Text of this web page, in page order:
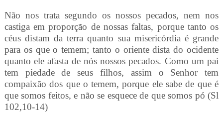
Não nos trata segundo os nossos pecados, nem nos
castiga em proporção de nossas faltas, porque tanto os
céus distam da terra quanto sua misericórdia é grande
para os que o temem; tanto o oriente dista do ocidente
quanto ele afasta de nós nossos pecados. Como um pai
tem piedade de seus filhos, assim o Senhor tem
compaixão dos que o temem, porque ele sabe de que é
que somos feitos, e não se esquece de que somos pó (Sl
102,10-14)